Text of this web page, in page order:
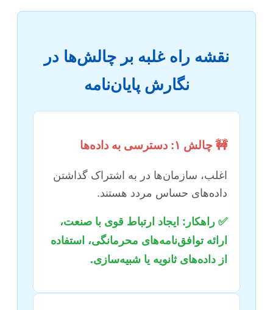
نقشه راه غلبه بر چالش‌ها در
نگارش پایان‌نامه
🚧 چالش ۱: دسترسی به داده‌ها
اغلب، سازمان‌ها در به اشتراک گذاشتن
داده‌های حساس مردد هستند.
✅ راهکار: ایجاد ارتباط قوی با صنعت،
ارائه توافق‌نامه‌های محرمانگی، استفاده
از داده‌های ثانویه یا شبیه‌سازی.